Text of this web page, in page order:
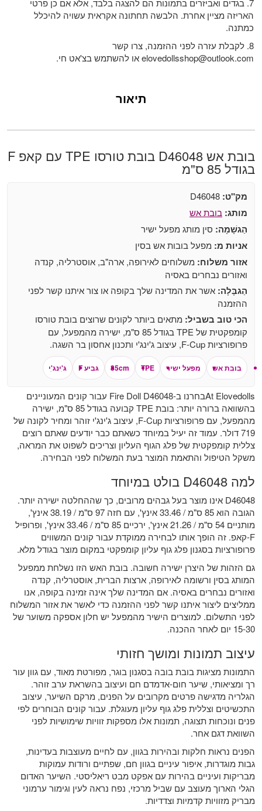
7. בגדים ואביזרים בתמונות הם להצגה בלבד, אלא אם כן פרטי
האריזה מציין אחרת. הלבשה תחתונה אקראית עשויה להיכלל
כמתנה.
8. לקבלת עזרה לפני ההזמנה, צרו קשר
elovedollsshop@outlook.comאו להשתמש בצ'אט חי.
תיאור
בובת אש D46048 בובת טורסו TPE עם קאפ F
בגודל 85 ס"מ
מק"ט:
מותג: בובת אש
הַגשָׁמָה: סין מותג מפעל ישיר
אניות מ: מפעל בובות אש בסין
אזור משלוח: משלוחים לאירופה, ארה"ב, אוסטרליה, קנדה
ואזורים נבחרים באסיה
הַגבָּלָה: אשר את המדינה שלך בקופה או צור איתנו קשר לפני
ההזמנה
הכי טוב בשביל: מתאים ביותר לקונים שרוצים בובת טורסו
קומפקטית של TPE בגודל 85 ס"מ, ישירה מהמפעל, עם
פרופורציות F-Cup, עיצוב ג'ינג'י ותכנון אחסון בר השגה.
בובת אש מפעל ישיר TPE
85cm גביע F ג'ִינג'ִי
At Elovedollsבחרנו ב-Fire Doll D46048 עבור קונים המעוניינים
בהשוואה ברורה יותר: בובת TPE קבועה בגודל 85 ס"מ, ישירה
מהמפעל, עם פרופורציות F-Cup, עיצוב ג'ינג'י זוהר ומחיר לקונה של
719 דולר. עמוד זה יעיל במיוחד כשאתם כבר יודעים שאתם רוצים
צללית קומפקטית של פלג הגוף העליון וצריכים לשפוט את המראה,
משקל הטיפול והתאמת המוצר בעת המשלוח לפני הבחירה.
למה D46048 בולט במיוחד
D46048 אינו מוצר בעל גבהים מרובים, כך שההחלטה ישירה יותר.
הגובה הוא 85 ס"מ / 33.46 אינץ', עם חזה 97 ס"מ / 38.19 אינץ',
מותניים 54 ס"מ / 21.26 אינץ', ירכיים 85 ס"מ / 33.46 אינץ', ופרופיל
F-קאפ. זה הופך אותו לבחירה ממוקדת עבור קונים המשווים
פרופורציות בסגנון פלג גוף עליון קומפקטי במקום מוצר בגודל מלא.
גם הזהות של היצרן ישירה חשובה. בובת האש הזו נשלחת ממפעל
המותג בסין ורשומה לאירופה, ארצות הברית, אוסטרליה, קנדה
ואזורים נבחרים באסיה. אם המדינה שלך אינה זמינה בקופה, אנו
ממליצים ליצור איתנו קשר לפני ההזמנה כדי לאשר את אזור המשלוח
לפני התשלום. למוצרים הישיר מהמפעל יש חלון אספקה ​​משוער של
15-30 יום לאחר ההכנה.
עיצוב תמונות ומושך חזותי
התמונות מציגות בובת בובה בסגנון בוגר, מפורטת מאוד, עם גוון עור
רך ומציאותי, שיער חום-אדמדם חם ועיצוב בהשראת ערב זוהר.
הגלריה מדגישה פרטים מקרובים על הפנים, מרקם השיער, עיצוב
התכשיטים וצללית פלג גוף עליון מעוגלת. עבור קונים הבוחרים לפי
פנים ונוכחות תצוגה, תמונות אלו מספקות זוויות שימושיות לפני
השוואת דגם אחר.
הפנים נראות חלקות ובהירות בגוון, עם לחיים מעוצבות בעדינות,
גבות מוגדרות, איפור עיניים בגוון חם, שפתיים ורודות עמוקות
מבריקות ועיניים בהירות עם אפקט מבט ריאליסטי. השיער האדום
הגלי הארוך מעוצב עם שביל מרכזי, נפח נראה לעין וגימור ערמוני
מבריק מזוויות קדמיות וצדדיות.